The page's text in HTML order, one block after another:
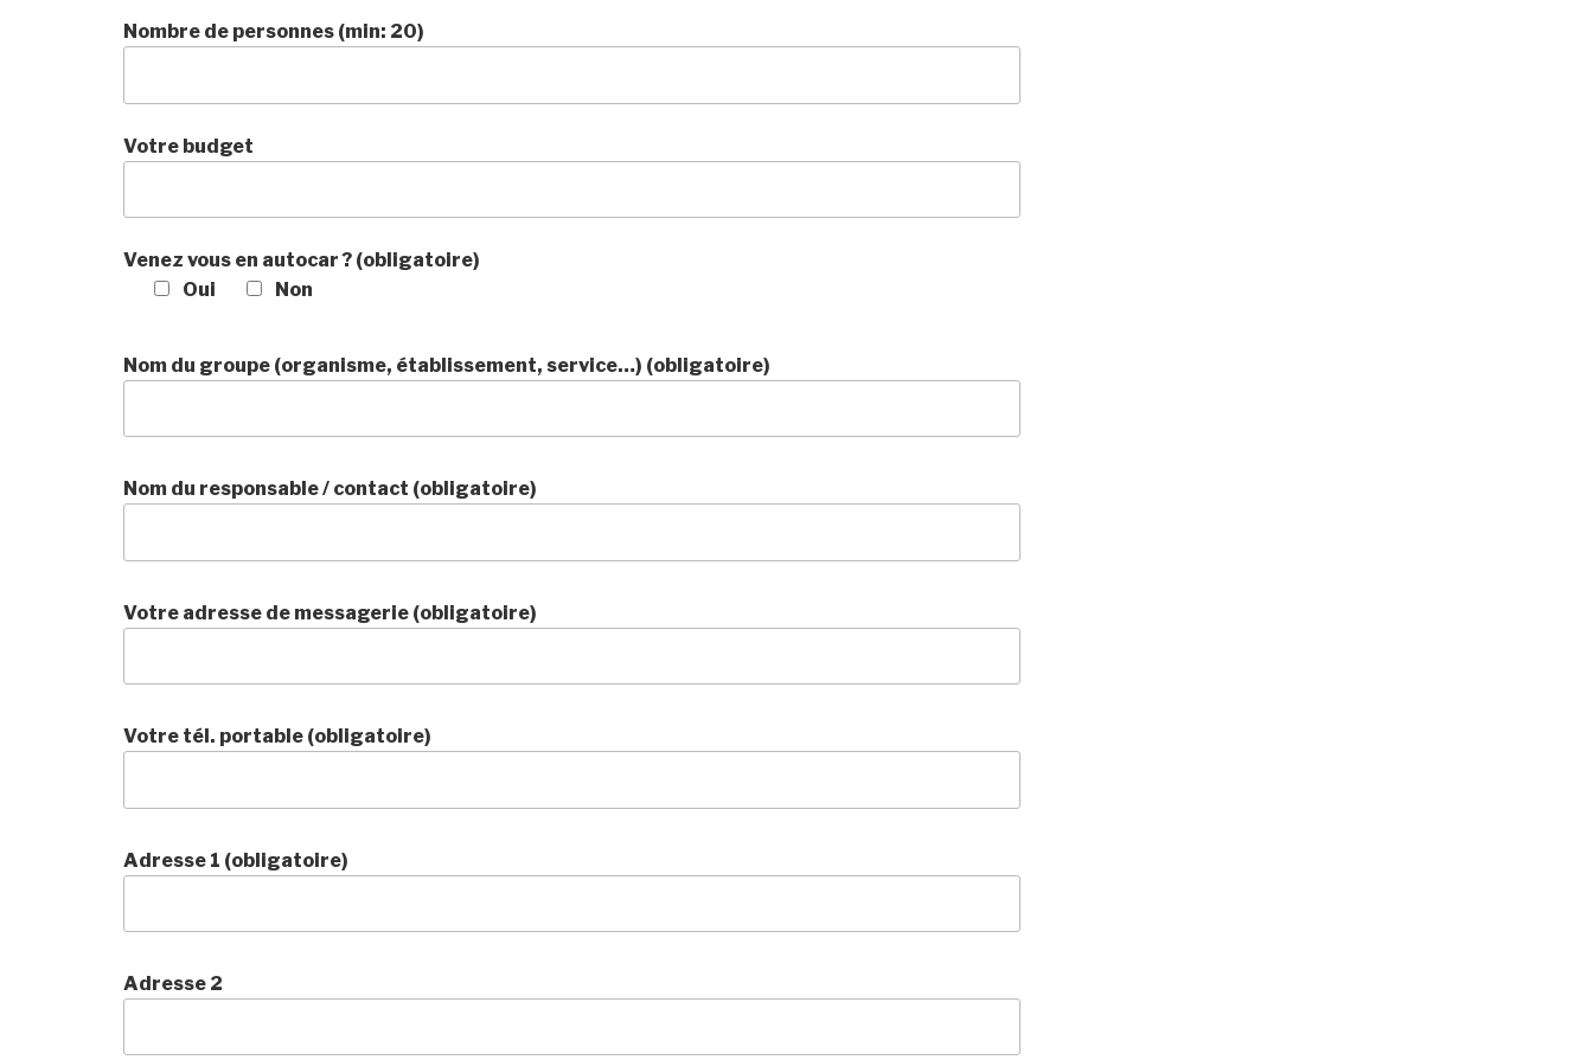
Nombre de personnes (min: 20)
Votre budget
Venez vous en autocar ? (obligatoire)
Oui
Non
Nom du groupe (organisme, établissement, service…) (obligatoire)
Nom du responsable / contact (obligatoire)
Votre adresse de messagerie (obligatoire)
Votre tél. portable (obligatoire)
Adresse 1 (obligatoire)
Adresse 2